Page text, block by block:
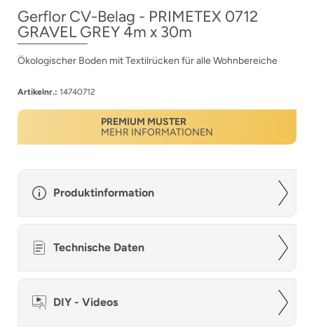
Gerflor CV-Belag - PRIMETEX 0712
GRAVEL GREY 4m x 30m
Ökologischer Boden mit Textilrücken für alle Wohnbereiche
Artikelnr.: 14740712
PREMIUM MUSTER
MEHR INFORMATIONEN
Produktinformation
Technische Daten
DIY - Videos